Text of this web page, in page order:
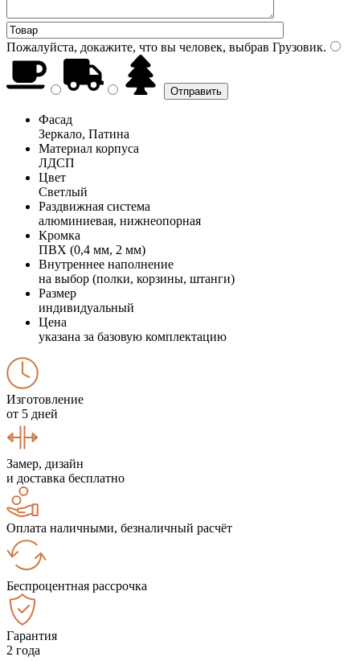
Пожалуйста, докажите, что вы человек, выбрав Грузовик.
Фасад
Зеркало, Патина
Материал корпуса
ЛДСП
Цвет
Светлый
Раздвижная система
алюминиевая, нижнеопорная
Кромка
ПВХ (0,4 мм, 2 мм)
Внутреннее наполнение
на выбор (полки, корзины, штанги)
Размер
индивидуальный
Цена
указана за базовую комплектацию
Изготовление
от 5 дней
Замер, дизайн
и доставка бесплатно
Оплата наличными, безналичный расчёт
Беспроцентная рассрочка
Гарантия
2 года